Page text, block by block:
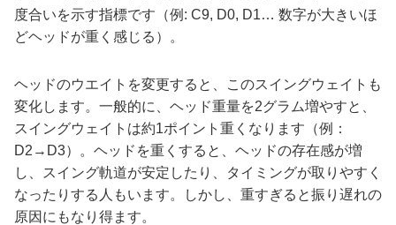
度合いを示す指標です（例: C9, D0, D1… 数字が大きいほ
どヘッドが重く感じる）。
ヘッドのウエイトを変更すると、このスイングウェイトも
変化します。一般的に、ヘッド重量を2グラム増やすと、
スイングウェイトは約1ポイント重くなります（例：
D2→D3）。ヘッドを重くすると、ヘッドの存在感が増
し、スイング軌道が安定したり、タイミングが取りやすく
なったりする人もいます。しかし、重すぎると振り遅れの
原因にもなり得ます。